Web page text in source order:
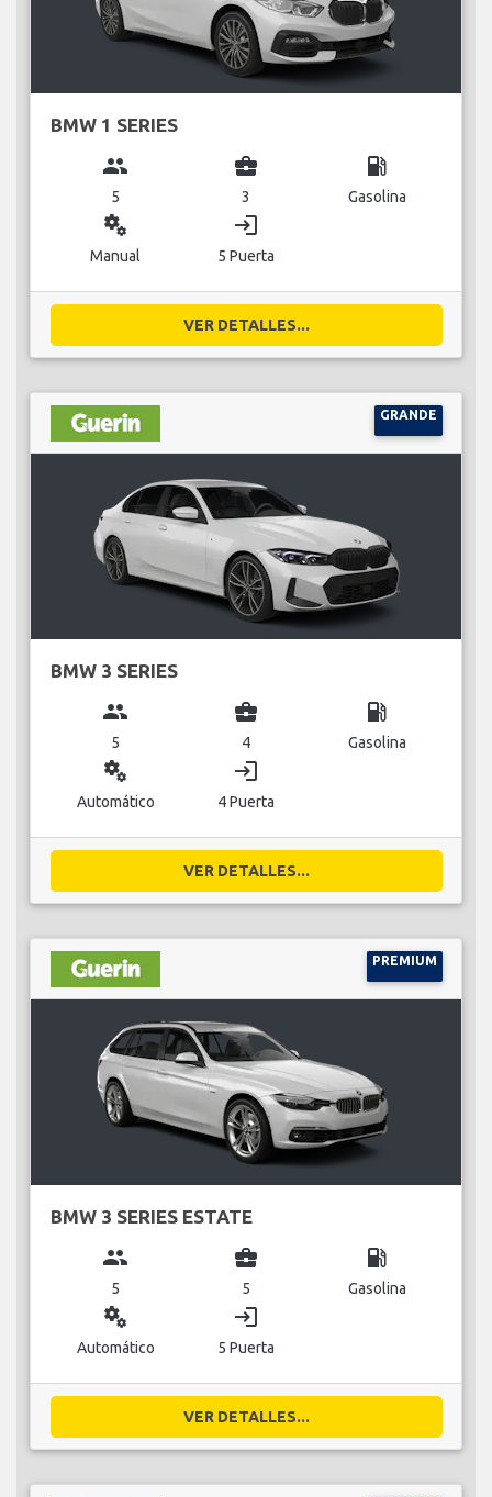
BMW 1 SERIES
group
5
business_center
3
local_gas_station
Gasolina
miscellaneous_services
Manual
login
5 Puerta
VER DETALLES...
GRANDE
BMW 3 SERIES
group
5
business_center
4
local_gas_station
Gasolina
miscellaneous_services
Automático
login
4 Puerta
VER DETALLES...
PREMIUM
BMW 3 SERIES ESTATE
group
5
business_center
5
local_gas_station
Gasolina
miscellaneous_services
Automático
login
5 Puerta
VER DETALLES...